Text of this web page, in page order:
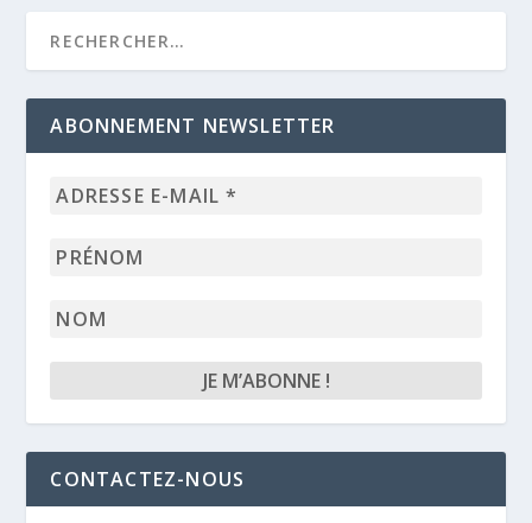
ABONNEMENT NEWSLETTER
Adresse
*
Prénom
Nom
CONTACTEZ-NOUS